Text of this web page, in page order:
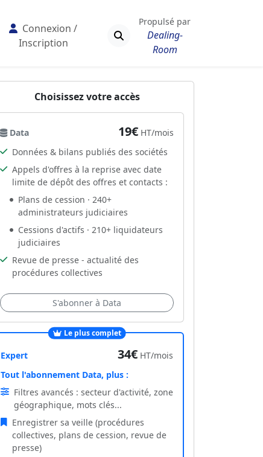
Connexion /
Inscription
Propulsé par
Dealing-
Room
Choisissez votre accès
Data 19€ HT/mois
Données & bilans publiés des sociétés
Appels d'offres à la reprise avec date
limite de dépôt des offres et contacts :
Plans de cession · 240+
administrateurs judiciaires
Cessions d'actifs · 210+ liquidateurs
judiciaires
Revue de presse - actualité des
procédures collectives
S'abonner à Data
Le plus complet
Expert 34€ HT/mois
Tout l'abonnement Data, plus :
Filtres avancés : secteur d'activité, zone
géographique, mots clés...
Enregistrer sa veille (procédures
collectives, plans de cession, revue de
presse)